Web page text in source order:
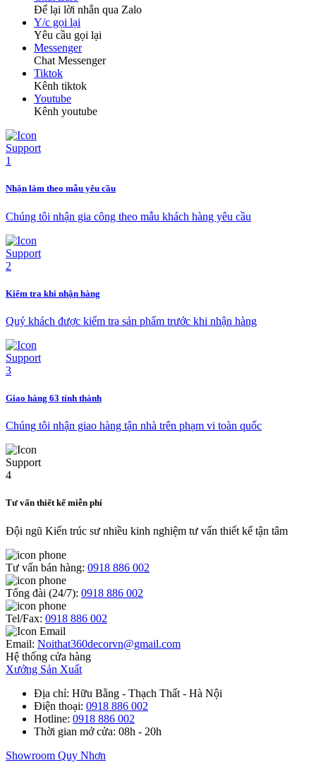
Để lại lời nhắn qua Zalo
Y/c gọi lại
Yêu cầu gọi lại
Messenger
Chat Messenger
Tiktok
Kênh tiktok
Youtube
Kênh youtube
Nhận làm theo mẫu yêu cầu
Chúng tôi nhận gia công theo mẫu khách hàng yêu cầu
Kiểm tra khi nhận hàng
Quý khách được kiểm tra sản phẩm trước khi nhận hàng
Giao hàng 63 tỉnh thành
Chúng tôi nhận giao hàng tận nhà trên phạm vi toàn quốc
Tư vấn thiết kế miễn phí
Đội ngũ Kiến trúc sư nhiều kinh nghiệm tư vấn thiết kế tận tâm
Tư vấn bán hàng: 0918 886 002
Tổng đài (24/7): 0918 886 002
Tel/Fax: 0918 886 002
Email: Noithat360decorvn@gmail.com
Hệ thống cửa hàng
Xưởng Sản Xuất
Địa chỉ: Hữu Bằng - Thạch Thất - Hà Nội
Điện thoại: 0918 886 002
Hotline: 0918 886 002
Thời gian mở cửa: 08h - 20h
Showroom Quy Nhơn